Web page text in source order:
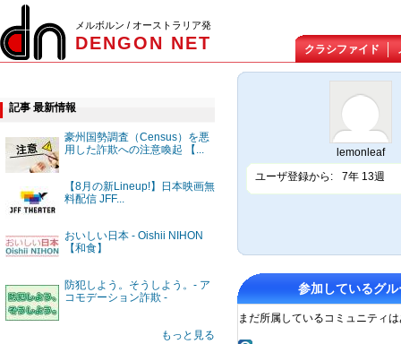
メルボルン / オーストラリア発
DENGON NET クラシファイド
記事 最新情報
豪州国勢調査（Census）を悪
用した詐欺への注意喚起 【...
【8月の新Lineup!】日本映画無
料配信 JFF...
おいしい日本 - Oishii NIHON
【和食】
防犯しよう。そうしよう。- ア
コモデーション詐欺 -
もっと見る
lemonleaf
ユーザ登録から:
7年 13週
参加しているグル
まだ所属しているコミュニティ